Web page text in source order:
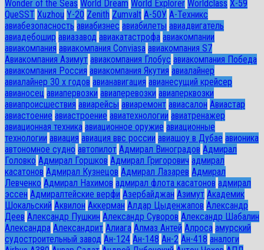
Wonder of the Seas World Dream World Explorer Worldclass X-59
QueSST Xuzhou Y-20 Zenith Zumvalt А-50У А-Техникс
авиабезопасность авиабизнес авиабилеты авиадвигатель
авиадебошир авиазавод авиакатастрофа авиакомпании
авиакомпания авиакомпания Conviasa авиакомпания S7
Авиакомпания Азимут авиакомпания Глобус авиакомпания Победа
авиакомпания Россия авиакомпания Якутия авиалайнер
авиалайнер 30 х годов авианавигация авианесущий крейсер
авианосец авиапервозки авиаперевозки авиаперквозки
авиапроисшествия авиарейсы авиаремонт авиасалон Авиастар
авиастоение авиастроение авиатехнологии авиатренажер
авиационная техника авиационное оружие авиационные
технологии авиация авиация ввс россии авиашоу в Дубае авионика
автономное судно автопилот Адмирал Виноградов Адмирал
Головко Адмирал Горшков Адмирал Григорович адмирал
касатонов Адмирал Кузнецов Адмирал Лазарев Адмирал
Левченко Адмирал Нахимов адмирал флота касатонов адмирал
эссен Адмиралтейские верфи Азербайджан Азимут Академик
Шокальский Аквилон Аккерман Алдар Цыденжапов Александр
Деев Александр Пушкин Александр Суворов Александр Шабалин
Александра Александрит Алиага Алмаз Антей Алроса амурский
судостроительный завод Ан-124 Ан-148 Ан-2 Ан-418 аналоги